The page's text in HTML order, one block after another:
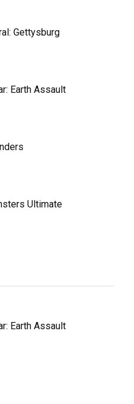
Gettysburg
Earth Assault
Ultimate
Earth Assault